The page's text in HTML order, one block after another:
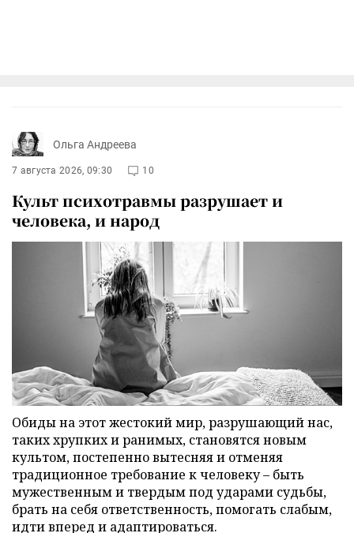
Ольга Андреева
7 августа 2026, 09:30 10
Культ психотравмы разрушает и
человека, и народ
Обиды на этот жестокий мир, разрушающий нас,
таких хрупких и ранимых, становятся новым
культом, постепенно вытесняя и отменяя
традиционное требование к человеку – быть
мужественным и твердым под ударами судьбы,
брать на себя ответственность, помогать слабым,
идти вперед и адаптироваться.